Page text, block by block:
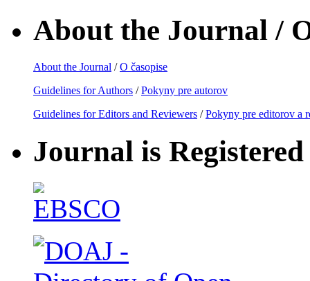
About the Journal /
About the Journal /O časopise
Guidelines for Authors /Pokyny pre autorov
Guidelines for Editors and Reviewers /Pokyny pre editorov a
Journal is